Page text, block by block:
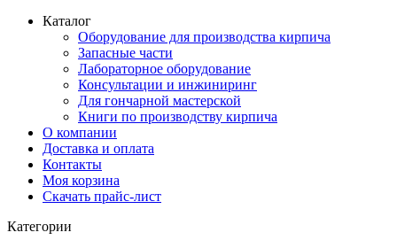
Каталог
Оборудование для производства кирпича
Запасные части
Лабораторное оборудование
Консультации и инжиниринг
Для гончарной мастерской
Книги по производству кирпича
О компании
Доставка и оплата
Контакты
Моя корзина
Скачать прайс-лист
Категории